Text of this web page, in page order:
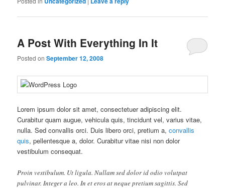
A Post With Everything In It
Posted onSeptember 12, 2008
Lorem ipsum dolor sit amet, consectetuer adipiscing elit.
Curabitur quam augue, vehicula quis, tincidunt vel, varius vitae,
nulla. Sed convallis orci. Duis libero orci, pretium a,convallis
quis, pellentesque a, dolor. Curabitur vitae nisi non dolor
vestibulum consequat.
Proin vestibulum. Ut ligula. Nullam sed dolor id odio volutpat
pulvinar. Integer a leo. In et eros at neque pretium sagittis. Sed